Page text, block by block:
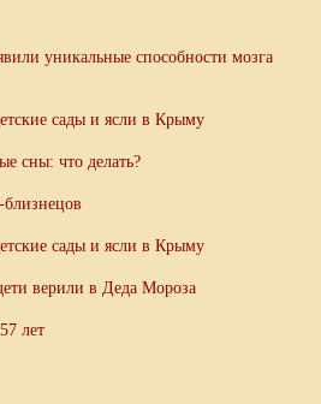
уникальные способности мозга
сады и ясли в Крыму
сны: что делать?
близнецов
сады и ясли в Крыму
верили в Деда Мороза
лет